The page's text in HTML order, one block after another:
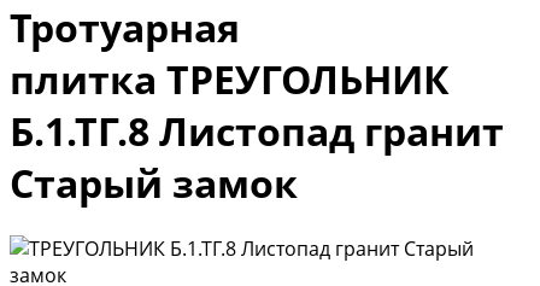
Тротуарная
плитка ТРЕУГОЛЬНИК
Б.1.ТГ.8 Листопад гранит
Старый замок